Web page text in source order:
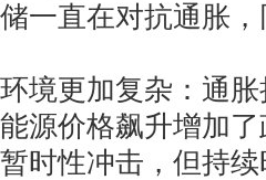
一直在对抗通胀
更加复杂：通胀
源价格飙升增加
时性冲击，但持